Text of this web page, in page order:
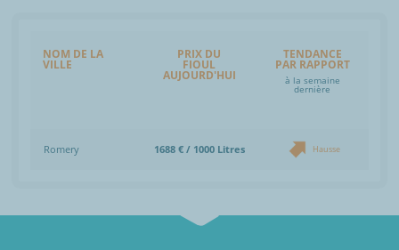
NOM DE LA
VILLE
PRIX DU
FIOUL
AUJOURD'HUI
TENDANCE
PAR RAPPORT
à la semaine
dernière
Romery 1688 € / 1000 Litres Hausse